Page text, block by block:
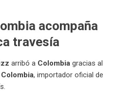
acompaña
travesía
arribó a Colombia gracias al
, importador oficial de